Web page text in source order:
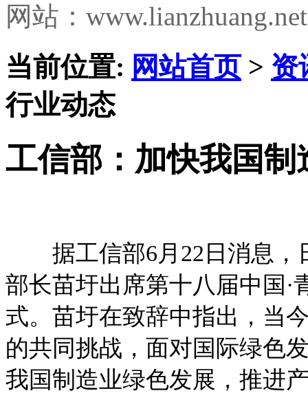
网站：www.lianzhuang.net
当前位置: 网站首页> 资
行业动态
工信部：加快我国
据工信部6月22日消息，
部长苗圩出席第十八届中国
式。苗圩在致辞中指出，当
的共同挑战，面对国际绿色
我国制造业绿色发展，推进